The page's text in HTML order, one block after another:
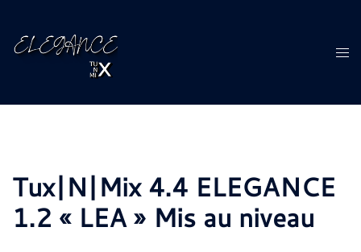
contenu
Tux|N|Mix 4.4 ELEGANCE
1.2 « LEA » Mis au niveau